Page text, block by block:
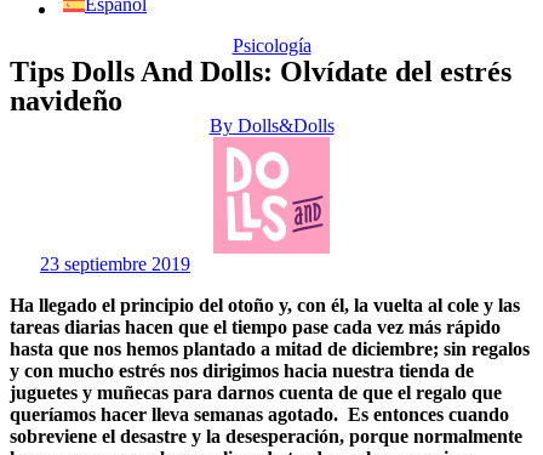
Español
Psicología
Tips Dolls And Dolls: Olvídate del estrés
navideño
ByDolls&Dolls
23 septiembre 2019
Ha llegado el principio del otoño y, con él, la vuelta al cole y las
tareas diarias hacen que el tiempo pase cada vez más rápido
hasta que nos hemos plantado a mitad de diciembre; sin regalos
y con mucho estrés nos dirigimos hacia nuestra tienda de
juguetes y muñecas para darnos cuenta de que el regalo que
queríamos hacer lleva semanas agotado. Es entonces cuando
sobreviene el desastre y la desesperación, porque normalmente